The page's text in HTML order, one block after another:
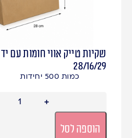
שקיות טייק אווי חומות עם
28/16/29
כמות 500 יחידות
הוספה לסל